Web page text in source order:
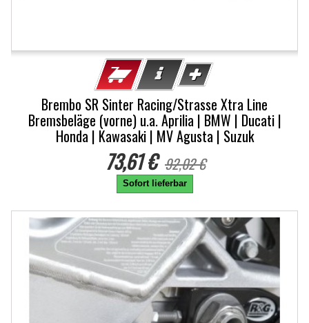
Brembo SR Sinter Racing/Strasse Xtra Line
Bremsbeläge (vorne) u.a. Aprilia | BMW | Ducati |
Honda | Kawasaki | MV Agusta | Suzuk
73,61 € 92,02 €
Sofort lieferbar